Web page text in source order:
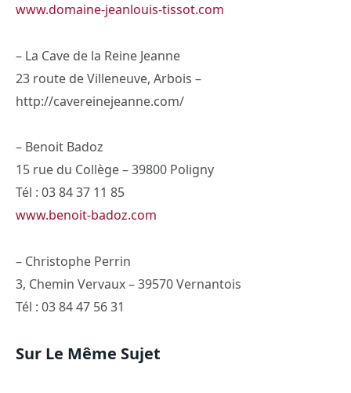
www.domaine-jeanlouis-tissot.com
– La Cave de la Reine Jeanne
23 route de Villeneuve, Arbois –
http://cavereinejeanne.com/
– Benoit Badoz
15 rue du Collège – 39800 Poligny
Tél : 03 84 37 11 85
www.benoit-badoz.com
– Christophe Perrin
3, Chemin Vervaux – 39570 Vernantois
Tél : 03 84 47 56 31
Sur Le Même Sujet